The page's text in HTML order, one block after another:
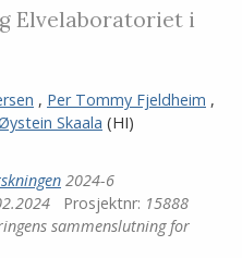
Elvelaboratoriet i
, Per Tommy Fjeldheim ,
Skaala (HI)
2024-6
Prosjektnr: 15888
sammenslutning for